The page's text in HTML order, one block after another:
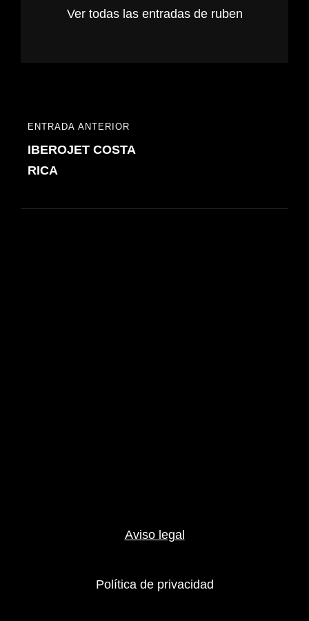
Ver todas las entradas de ruben
Navegación
de
entradas
ENTRADA
ANTERIOR
ENTRADA ANTERIOR
IBEROJET COSTA
RICA
Aviso legal
Política de privacidad